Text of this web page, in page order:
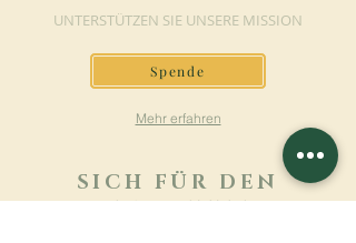
UNTERSTÜTZEN SIE UNSERE MISSION
Spende
Mehr erfahren
SICH FÜR DEN
NEWSLETTER